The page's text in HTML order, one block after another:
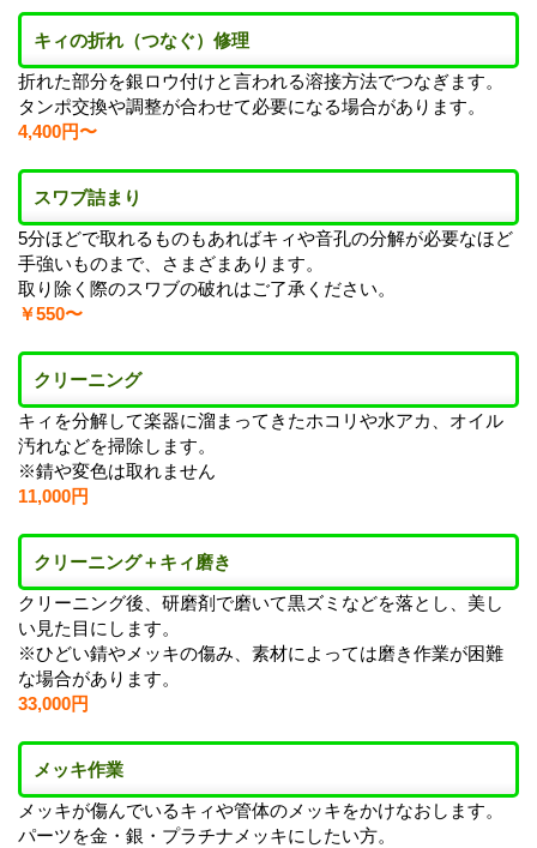
キィの折れ（つなぐ）修理
折れた部分を銀ロウ付けと言われる溶接方法でつなぎます。
タンポ交換や調整が合わせて必要になる場合があります。
4,400円〜
スワブ詰まり
5分ほどで取れるものもあればキィや音孔の分解が必要なほど
手強いものまで、さまざまあります。
取り除く際のスワブの破れはご了承ください。
￥550〜
クリーニング
キィを分解して楽器に溜まってきたホコリや水アカ、オイル
汚れなどを掃除します。
※錆や変色は取れません
11,000円
クリーニング＋キィ磨き
クリーニング後、研磨剤で磨いて黒ズミなどを落とし、美し
い見た目にします。
※ひどい錆やメッキの傷み、素材によっては磨き作業が困難
な場合があります。
33,000円
メッキ作業
メッキが傷んでいるキィや管体のメッキをかけなおします。
パーツを金・銀・プラチナメッキにしたい方。